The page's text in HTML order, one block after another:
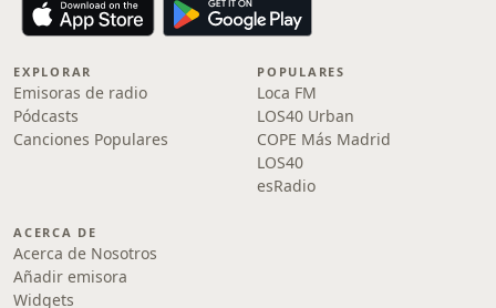
EXPLORAR
Emisoras de radio
Pódcasts
Canciones Populares
POPULARES
Loca FM
LOS40 Urban
COPE Más Madrid
LOS40
esRadio
ACERCA DE
Acerca de Nosotros
Añadir emisora
Widgets